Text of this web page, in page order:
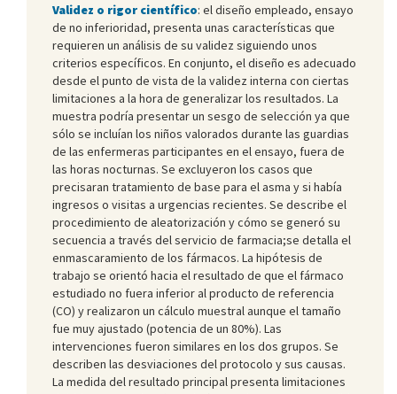
Validez o rigor científico: el diseño empleado, ensayo
de no inferioridad, presenta unas características que
requieren un análisis de su validez siguiendo unos
criterios específicos. En conjunto, el diseño es adecuado
desde el punto de vista de la validez interna con ciertas
limitaciones a la hora de generalizar los resultados. La
muestra podría presentar un sesgo de selección ya que
sólo se incluían los niños valorados durante las guardias
de las enfermeras participantes en el ensayo, fuera de
las horas nocturnas. Se excluyeron los casos que
precisaran tratamiento de base para el asma y si había
ingresos o visitas a urgencias recientes. Se describe el
procedimiento de aleatorización y cómo se generó su
secuencia a través del servicio de farmacia;se detalla el
enmascaramiento de los fármacos. La hipótesis de
trabajo se orientó hacia el resultado de que el fármaco
estudiado no fuera inferior al producto de referencia
(CO) y realizaron un cálculo muestral aunque el tamaño
fue muy ajustado (potencia de un 80%). Las
intervenciones fueron similares en los dos grupos. Se
describen las desviaciones del protocolo y sus causas.
La medida del resultado principal presenta limitaciones